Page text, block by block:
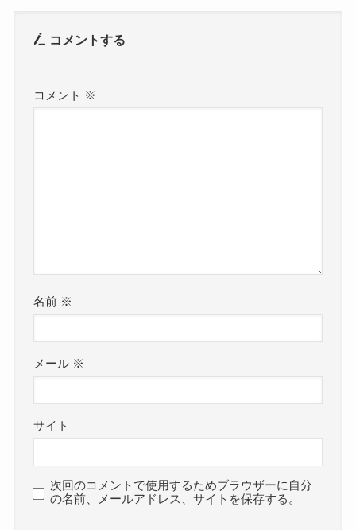
コメントする
コメント ※
名前 ※
メール ※
サイト
次回のコメントで使用するためブラウザーに自分
の名前、メールアドレス、サイトを保存する。